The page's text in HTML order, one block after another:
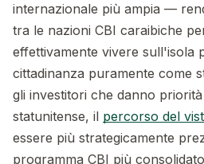
internazionale più ampia —
tra le nazioni CBI caraibiche
effettivamente vivere sull'isola
cittadinanza puramente come
gli investitori che danno
statunitense, il percorso del
essere più strategicamente
programma CBI più